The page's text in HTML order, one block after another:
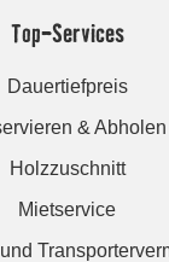
Top-Services
Dauertiefpreis
& Abholen
Holzzuschnitt
Mietservice